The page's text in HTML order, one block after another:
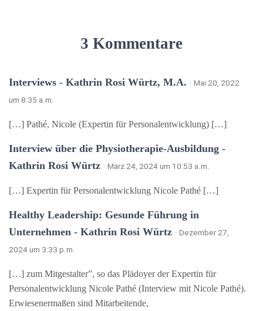
3 Kommentare
Interviews - Kathrin Rosi Würtz, M.A. · Mai 20, 2022
um 8:35 a.m.
[…] Pathé, Nicole (Expertin für Personalentwicklung) […]
Interview über die Physiotherapie-Ausbildung -
Kathrin Rosi Würtz · März 24, 2024 um 10:53 a.m.
[…] Expertin für Personalentwicklung Nicole Pathé […]
Healthy Leadership: Gesunde Führung in
Unternehmen - Kathrin Rosi Würtz · Dezember 27,
2024 um 3:33 p.m.
[…] zum Mitgestalter”, so das Plädoyer der Expertin für
Personalentwicklung Nicole Pathé (Interview mit Nicole Pathé).
Erwiesenermaßen sind Mitarbeitende,